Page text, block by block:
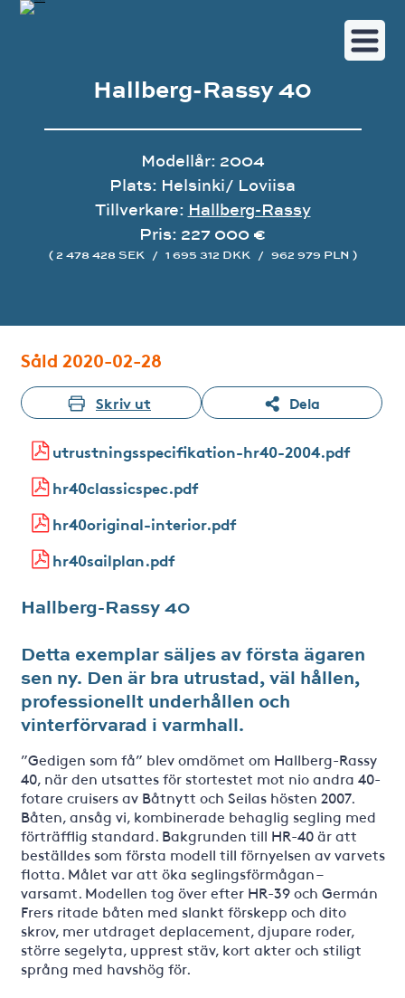
Hallberg-Rassy 40
Modellår: 2004
Plats: Helsinki/ Loviisa
Tillverkare: Hallberg-Rassy
Pris: 227 000 €
( 2 478 428 SEK / 1 695 312 DKK / 962 979 PLN )
Såld 2020-02-28
Skriv ut Dela
utrustningsspecifikation-hr40-2004.pdf
hr40classicspec.pdf
hr40original-interior.pdf
hr40sailplan.pdf
Hallberg-Rassy 40
Detta exemplar säljes av första ägaren
sen ny. Den är bra utrustad, väl hållen,
professionellt underhållen och
vinterförvarad i varmhall.
”Gedigen som få” blev omdömet om Hallberg-Rassy
40, när den utsattes för stortestet mot nio andra 40-
fotare cruisers av Båtnytt och Seilas hösten 2007.
Båten, ansåg vi, kombinerade behaglig segling med
förträfflig standard. Bakgrunden till HR-40 är att
beställdes som första modell till förnyelsen av varvets
flotta. Målet var att öka seglingsförmågan –
varsamt. Modellen tog över efter HR-39 och Germán
Frers ritade båten med slankt förskepp och dito
skrov, mer utdraget deplacement, djupare roder,
större segelyta, upprest stäv, kort akter och stiligt
språng med havshög för.